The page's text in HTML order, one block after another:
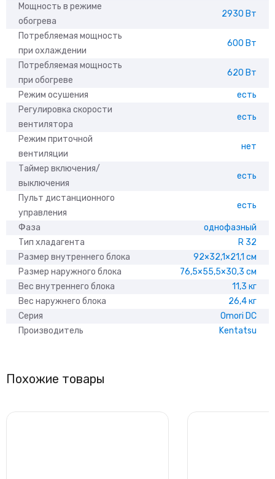
Мощность в режиме
обогрева
2930 Вт
Потребляемая мощность
при охлаждении
600 Вт
Потребляемая мощность
при обогреве
620 Вт
Режим осушения
есть
Регулировка скорости
вентилятора
есть
Режим приточной
вентиляции
нет
Таймер включения/
выключения
есть
Пульт дистанционного
управления
есть
Фаза
однофазный
Тип хладагента
R 32
Размер внутреннего блока
92×32,1×21,1 см
Размер наружного блока
76,5×55,5×30,3 см
Вес внутреннего блока
11,3 кг
Вес наружнего блока
26,4 кг
Серия
Omori DC
Производитель
Kentatsu
Похожие товары